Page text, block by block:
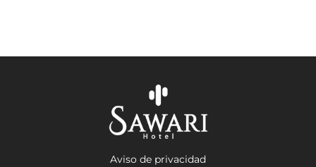
Aviso de privacidad